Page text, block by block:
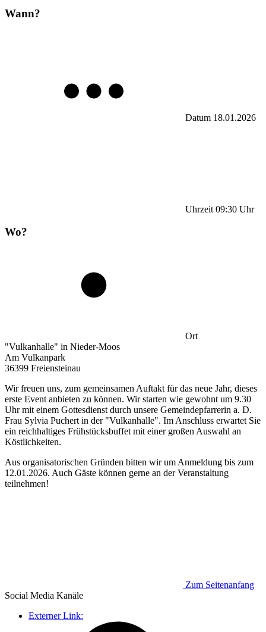
Wann?
Datum 18.01.2026
Uhrzeit 09:30 Uhr
Wo?
Ort
"Vulkanhalle" in Nieder-Moos
Am Vulkanpark
36399 Freiensteinau
Wir freuen uns, zum gemeinsamen Auftakt für das neue Jahr, dieses
erste Event anbieten zu können. Wir starten wie gewohnt um 9.30
Uhr mit einem Gottesdienst durch unsere Gemeindepfarrerin a. D.
Frau Sylvia Puchert in der "Vulkanhalle". Im Anschluss erwartet Sie
ein reichhaltiges Frühstücksbuffet mit einer großen Auswahl an
Köstlichkeiten.
Aus organisatorischen Gründen bitten wir um Anmeldung bis zum
12.01.2026. Auch Gäste können gerne an der Veranstaltung
teilnehmen!
Zum Seitenanfang
Social Media Kanäle
Externer Link: